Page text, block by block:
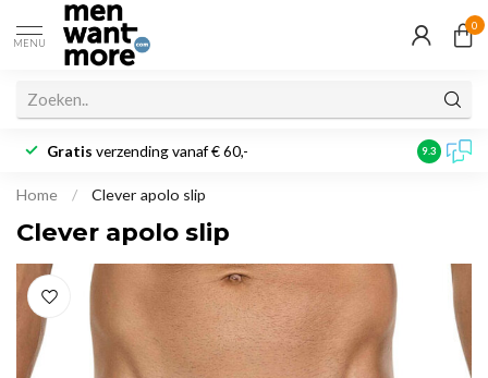
MENU
0
Gratis verzending vanaf € 60,- 9.3
Home / Clever apolo slip
Clever apolo slip